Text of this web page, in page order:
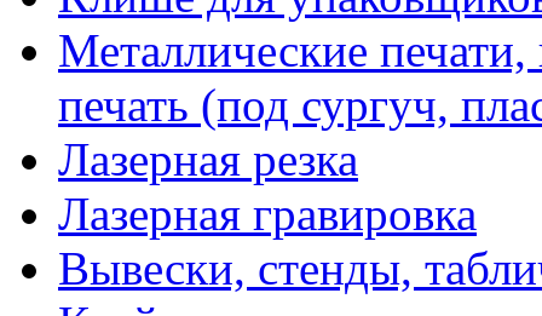
Металлические
печать (под сургуч,
Лазерная резка
Лазерная гравировка
Вывески, стенды,